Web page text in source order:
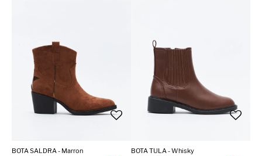
BOTA SALDRA - Marron BOTA TULA - Whisky